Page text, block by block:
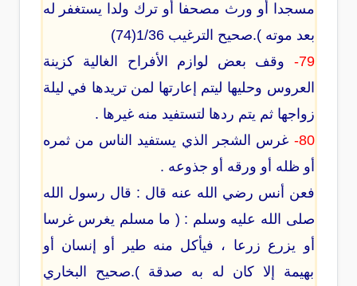
مسجدا أو ورث مصحفا أو ترك ولدا يستغفر له
بعد موته ).صحيح الترغيب 1/36(74)
79-
وقف بعض لوازم الأفراح الغالية كزينة
العروس وحليها ليتم إعارتها لمن تريدها في ليلة
زواجها ثم يتم ردها لتستفيد منه غيرها .
80-
غرس الشجر الذي يستفيد الناس من ثمره
أو ظله أو ورقه أو جذوعه .
فعن أنس رضي الله عنه قال : قال رسول الله
صلى الله عليه وسلم : ( ما مسلم يغرس غرسا
أو يزرع زرعا ، فيأكل منه طير أو إنسان أو
بهيمة إلا كان له به صدقة ).صحيح البخاري